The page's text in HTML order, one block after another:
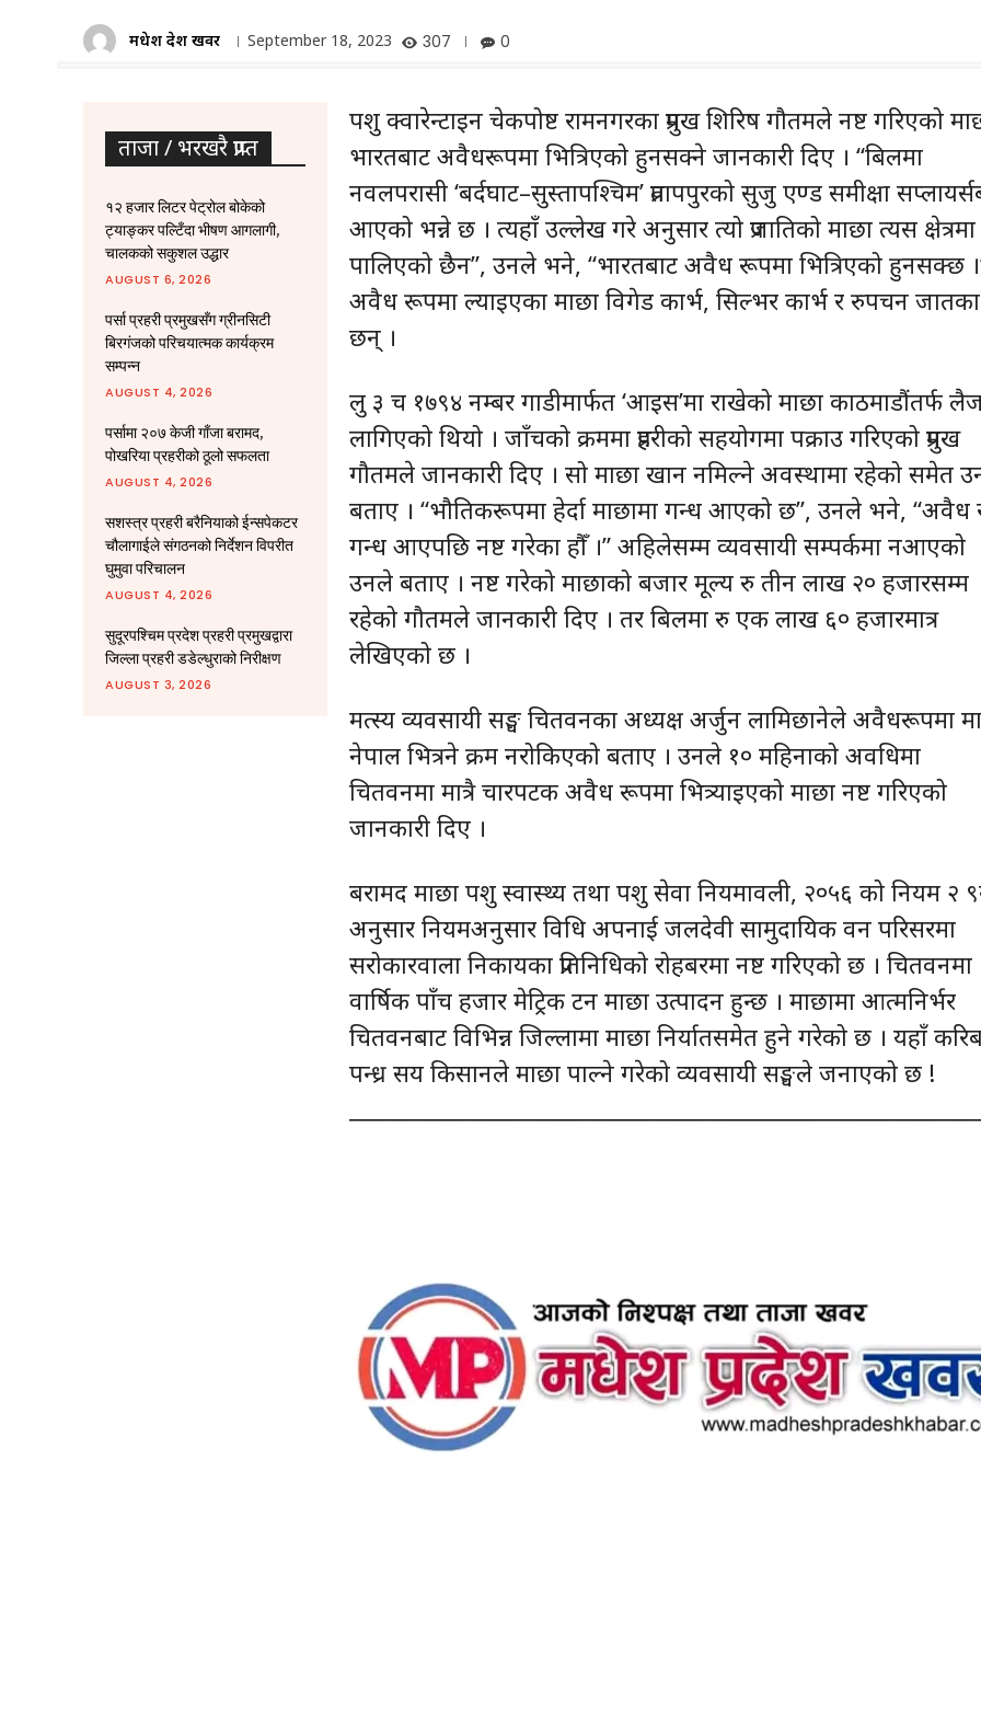
मधेश प्रदेश खवर September 18, 2023 307 0
ताजा / भरखरै प्राप्त
१२ हजार लिटर पेट्रोल बोकेको
ट्याङ्कर पल्टिँदा भीषण आगलागी,
चालकको सकुशल उद्धार
AUGUST 6, 2026
पर्सा प्रहरी प्रमुखसँग ग्रीनसिटी
बिरगंजको परिचयात्मक कार्यक्रम
सम्पन्न
AUGUST 4, 2026
पर्सामा २०७ केजी गाँजा बरामद,
पोखरिया प्रहरीको ठूलो सफलता
AUGUST 4, 2026
सशस्त्र प्रहरी बरैनियाको ईन्सपेकटर
चौलागाईले संगठनको निर्देशन विपरीत
घुमुवा परिचालन
AUGUST 4, 2026
सुदूरपश्चिम प्रदेश प्रहरी प्रमुखद्वारा
जिल्ला प्रहरी डडेल्धुराको निरीक्षण
AUGUST 3, 2026
पशु क्वारेन्टाइन चेकपोष्ट रामनगरका प्रमुख शिरिष गौतमले नष्ट गरिएको
भारतबाट अवैधरूपमा भित्रिएको हुनसक्ने जानकारी दिए । “बिलमा
नवलपरासी ‘बर्दघाट–सुस्तापश्चिम’ प्रतापपुरको सुजु एण्ड समीक्षा
आएको भन्ने छ । त्यहाँ उल्लेख गरे अनुसार त्यो प्रजातिको माछा त्यस क्षेत्रमा
पालिएको छैन”, उनले भने, “भारतबाट अवैध रूपमा भित्रिएको हुनसक्छ
अवैध रूपमा ल्याइएका माछा विगेड कार्भ, सिल्भर कार्भ र रुपचन जातका
छन् ।
लु ३ च १७९४ नम्बर गाडीमार्फत ‘आइस’मा राखेको माछा काठमाडौंतर्फ
लागिएको थियो । जाँचको क्रममा प्रहरीको सहयोगमा पक्राउ गरिएको प्रमुख
गौतमले जानकारी दिए । सो माछा खान नमिल्ने अवस्थामा रहेको समेत
बताए । “भौतिकरूपमा हेर्दा माछामा गन्ध आएको छ”, उनले भने, “अवैध
गन्ध आएपछि नष्ट गरेका हौँ ।” अहिलेसम्म व्यवसायी सम्पर्कमा नआएको
उनले बताए । नष्ट गरेको माछाको बजार मूल्य रु तीन लाख २० हजारसम्म
रहेको गौतमले जानकारी दिए । तर बिलमा रु एक लाख ६० हजारमात्र
लेखिएको छ ।
मत्स्य व्यवसायी सङ्घ चितवनका अध्यक्ष अर्जुन लामिछानेले अवैधरूपमा
नेपाल भित्रने क्रम नरोकिएको बताए । उनले १० महिनाको अवधिमा
चितवनमा मात्रै चारपटक अवैध रूपमा भित्र्याइएको माछा नष्ट गरिएको
जानकारी दिए ।
बरामद माछा पशु स्वास्थ्य तथा पशु सेवा नियमावली, २०५६ को नियम २
अनुसार नियमअनुसार विधि अपनाई जलदेवी सामुदायिक वन परिसरमा
सरोकारवाला निकायका प्रतिनिधिको रोहबरमा नष्ट गरिएको छ । चितवनमा
वार्षिक पाँच हजार मेट्रिक टन माछा उत्पादन हुन्छ । माछामा आत्मनिर्भर
चितवनबाट विभिन्न जिल्लामा माछा निर्यातसमेत हुने गरेको छ । यहाँ
पन्ध्र सय किसानले माछा पाल्ने गरेको व्यवसायी सङ्घले जनाएको छ !